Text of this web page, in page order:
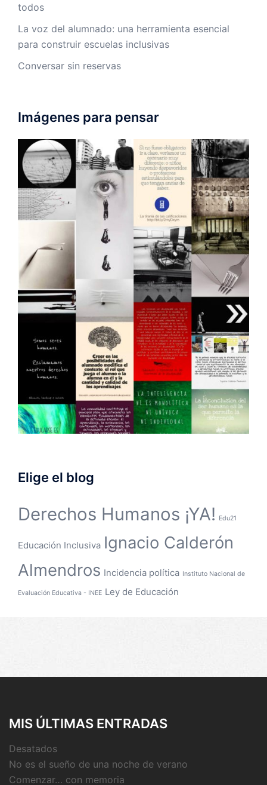
todos
La voz del alumnado: una herramienta esencial
para construir escuelas inclusivas
Conversar sin reservas
Imágenes para pensar
Elige el blog
Derechos Humanos ¡YA! Edu21
Educación Inclusiva Ignacio Calderón
Almendros Incidencia política Instituto Nacional de
Evaluación Educativa - INEE Ley de Educación
MIS ÚLTIMAS ENTRADAS
Desatados
No es el sueño de una noche de verano
Comenzar… con memoria